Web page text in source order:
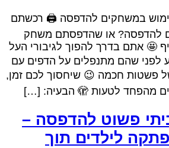
במשחקים להדפסה 🖨️ רכשתם
או שהדפסתם משחק
🤩 אתם בדרך להפוך לגיבורי העל
שהם מתנפלים על הדפים עם
חכמה 😉 שיחסוך לכם זמן,
לטעות 🫣 הבעיה: […]
פשוט להדפסה –
לילדים תוך